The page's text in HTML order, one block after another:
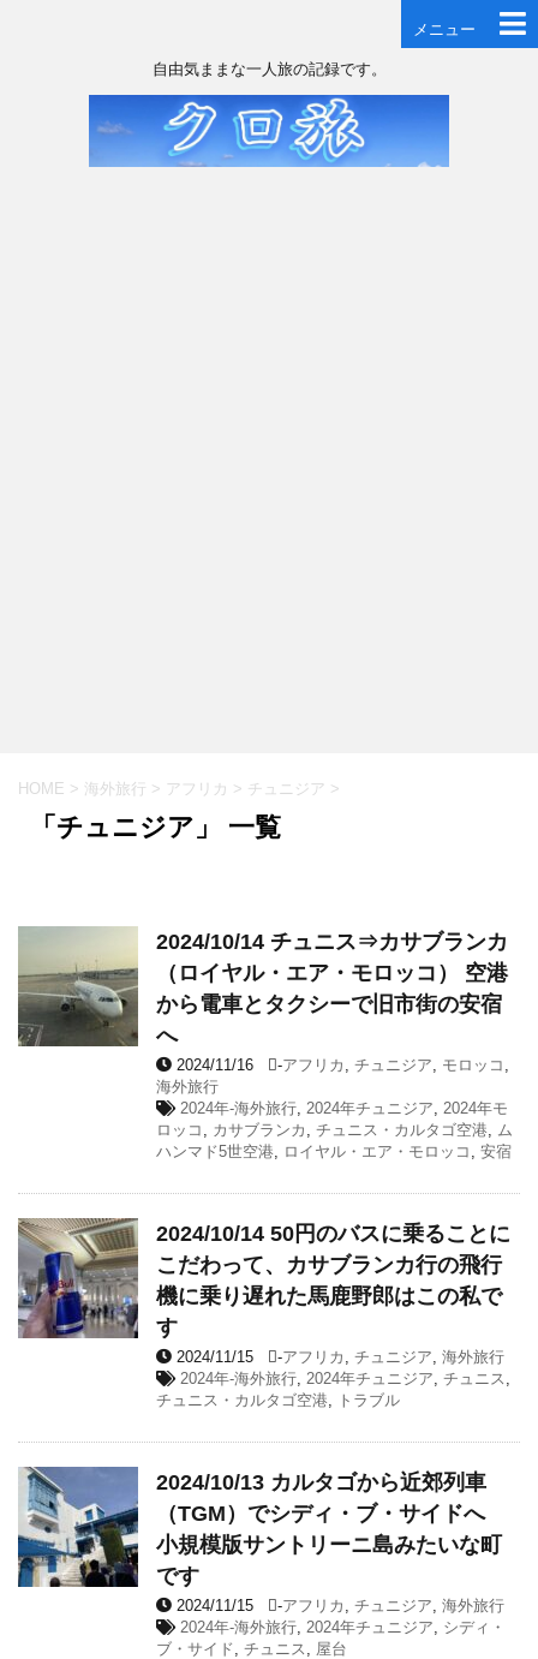
メニュー
自由気ままな一人旅の記録です。
HOME > 海外旅行 > アフリカ > チュニジア >
「チュニジア」 一覧
2024/10/14 チュニス⇒カサブランカ
（ロイヤル・エア・モロッコ） 空港
から電車とタクシーで旧市街の安宿
へ
2024/11/16 -アフリカ , チュニジア, モロッコ ,
海外旅行
2024年-海外旅行, 2024年チュニジア, 2024年モ
ロッコ , カサブランカ , チュニス・カルタゴ空港, ム
ハンマド5世空港, ロイヤル・エア・モロッコ , 安宿
2024/10/14 50円のバスに乗ることに
こだわって、カサブランカ行の飛行
機に乗り遅れた馬鹿野郎はこの私で
す
2024/11/15 -アフリカ , チュニジア, 海外旅行
2024年-海外旅行, 2024年チュニジア, チュニス ,
チュニス・カルタゴ空港, トラブル
2024/10/13 カルタゴから近郊列車
（TGM）でシディ・ブ・サイドへ
小規模版サントリーニ島みたいな町
です
2024/11/15 -アフリカ , チュニジア, 海外旅行
2024年-海外旅行, 2024年チュニジア, シディ・
ブ・サイド, チュニス , 屋台